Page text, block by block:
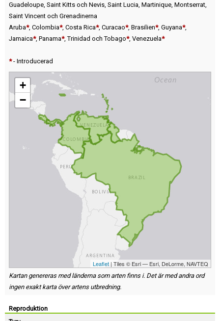
Guadeloupe, Saint Kitts och Nevis, Saint Lucia, Martinique, Montserrat,
Saint Vincent och Grenadinerna
Aruba*, Colombia*, Costa Rica*, Curacao*, Brasilien*, Guyana*,
Jamaica*, Panama*,Trinidad och Tobago*, Venezuela*
*- Introducerad
+
−
Leaflet | Tiles © Esri — Esri, DeLorme, NAVTEQ
Kartan genereras med länderna som arten finns i. Det är med andra ord
ingen exakt karta över artens utbredning.
Reproduktion